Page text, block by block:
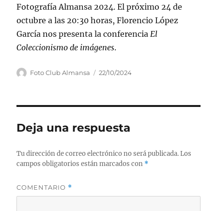
Fotografía Almansa 2024. El próximo 24 de
octubre a las 20:30 horas, Florencio López
García nos presenta la conferenciaEl
Coleccionismo de imágenes.
Autor
Foto Club Almansa
Publicado
22/10/2024
Deja una respuesta
Tu dirección de correo electrónico no será publicada. Los
campos obligatorios están marcados con *
COMENTARIO *